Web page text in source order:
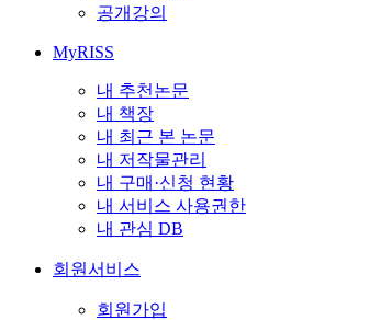
공개강의
MyRISS
내 추천논문
내 책장
내 최근 본 논문
내 저작물관리
내 구매·신청 현황
내 서비스 사용권한
내 관심 DB
회원서비스
회원가입